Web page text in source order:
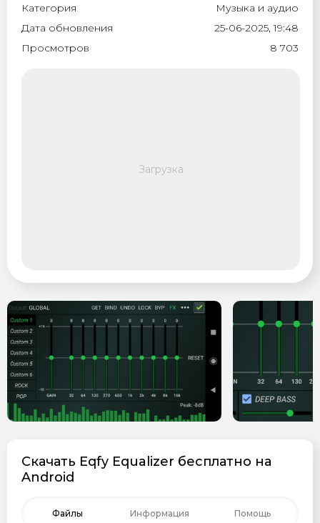
Категория
Музыка и aудио
Дата обновления
25-06-2025, 19:48
Просмотров
8 703
Скачать Eqfy Equalizer бесплатно на
Android
Файлы Информация Помощь